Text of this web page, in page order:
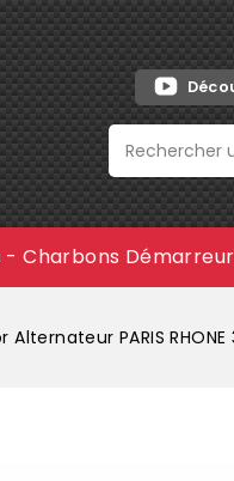
- Charbons Démarreur
Alternateur PARIS